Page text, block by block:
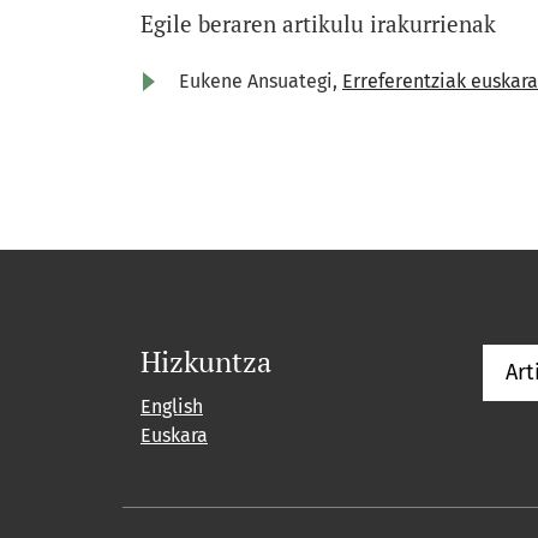
Egile beraren artikulu irakurrienak
Eukene Ansuategi, Erreferentziak
Hizkuntza
English
Euskara